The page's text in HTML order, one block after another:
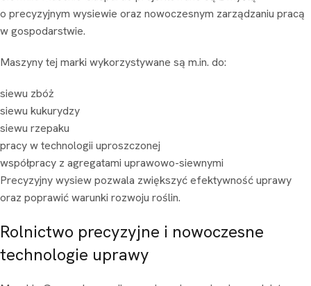
o precyzyjnym wysiewie oraz nowoczesnym zarządzaniu pracą
w gospodarstwie.
Maszyny tej marki wykorzystywane są m.in. do:
siewu zbóż
siewu kukurydzy
siewu rzepaku
pracy w technologii uproszczonej
współpracy z agregatami uprawowo-siewnymi
Precyzyjny wysiew pozwala zwiększyć efektywność uprawy
oraz poprawić warunki rozwoju roślin.
Rolnictwo precyzyjne i nowoczesne
technologie uprawy